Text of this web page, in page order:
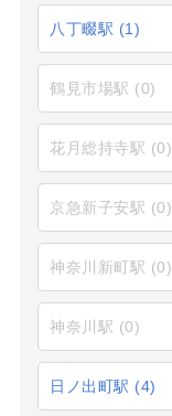
八丁畷駅 (1)
鶴見市場駅 (0)
花月総持寺駅 (0)
京急新子安駅 (0)
神奈川新町駅 (0)
神奈川駅 (0)
日ノ出町駅 (4)